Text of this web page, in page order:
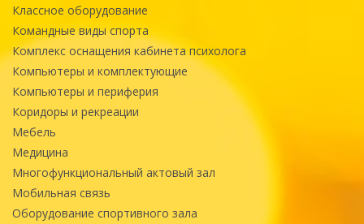
Классное оборудование
Командные виды спорта
Комплекс оснащения кабинета психолога
Компьютеры и комплектующие
Компьютеры и периферия
Коридоры и рекреации
Мебель
Медицина
Многофункциональный актовый зал
Мобильная связь
Оборудование спортивного зала